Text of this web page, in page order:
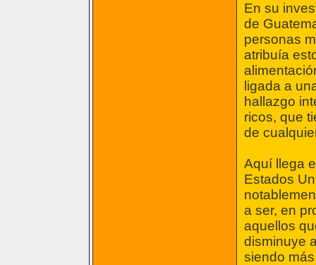
En su
de
personas
atribuía
ligada a
hallazgo
ricos, que
de
Aquí llega
Estados
a ser, en
aquellos
disminuye
siendo